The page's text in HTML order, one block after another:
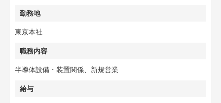
勤務地
東京本社
職務内容
半導体設備・装置関係、新規営業
給与